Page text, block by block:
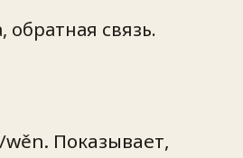
обратная связь.
Показывает,